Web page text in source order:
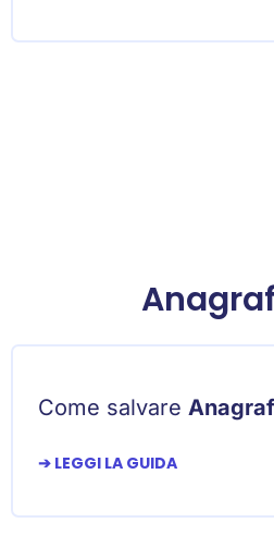
Come salvare
➔ LEGGI LA GUIDA